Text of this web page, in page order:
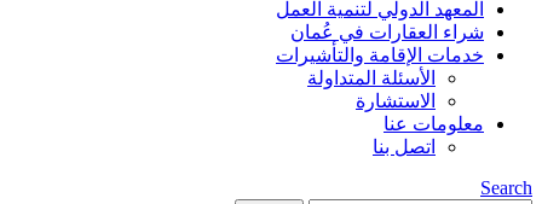
المعهد الدولي لتنمية العمل
شراء العقارات في عُمان
خدمات الإقامة والتأشيرات
الأسئلة المتداولة
الاستشارة
معلومات عنا
اتصل بنا
Search